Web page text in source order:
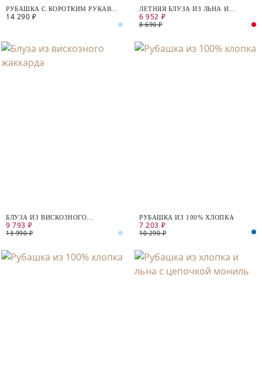
РУБАШКА С КОРОТКИМ РУКАВОМ
ИЗ 100% ТЕНСЕЛЯ
14 290 ₽
ЛЕТНЯЯ БЛУЗА ИЗ ЛЬНА И
ХЛОПКА
6 952 ₽
8 690 ₽
БЛУЗА ИЗ ВИСКОЗНОГО
ЖАККАРДА
9 793 ₽
13 990 ₽
РУБАШКА ИЗ 100% ХЛОПКА
7 203 ₽
10 290 ₽